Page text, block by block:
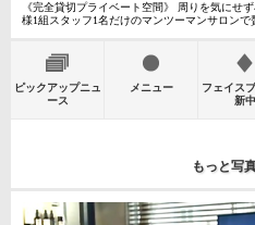
《完全貸切プライベート空間》 周りを気にせ
様1組スタッフ1名だけのマンツーマンサロン
ピックアップニュ
ース
メニュー
フェイス
新中
もっと写